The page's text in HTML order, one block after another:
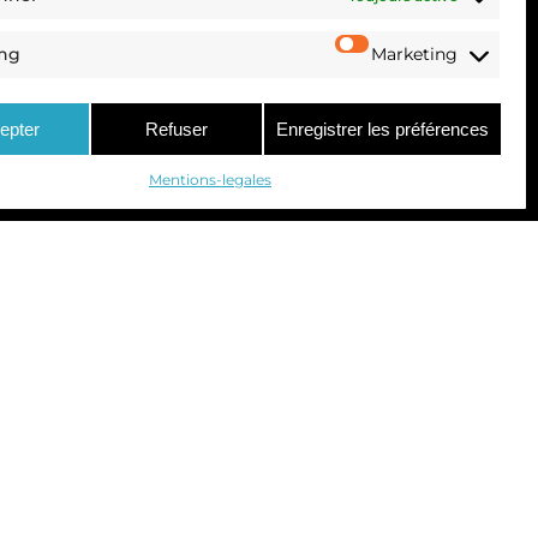
Marketing
Refuser Enregistrer les préférences
Mentions-legales